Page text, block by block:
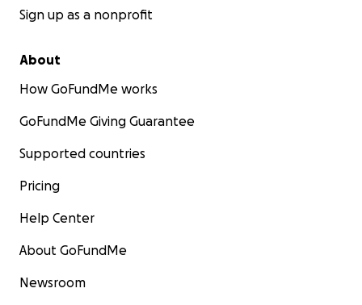
Sign up as a nonprofit
About
How GoFundMe works
GoFundMe Giving Guarantee
Supported countries
Pricing
Help Center
About GoFundMe
Newsroom